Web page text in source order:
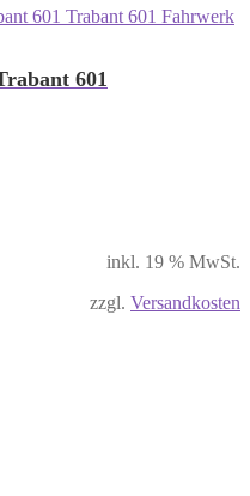
601
inkl. 19 % MwSt.
zzgl. Versandkosten